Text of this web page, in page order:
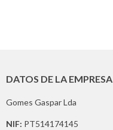
DATOS DE LA EMPRESA
Gomes Gaspar Lda
NIF: PT514174145